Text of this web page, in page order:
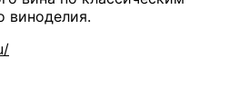
виноделия.